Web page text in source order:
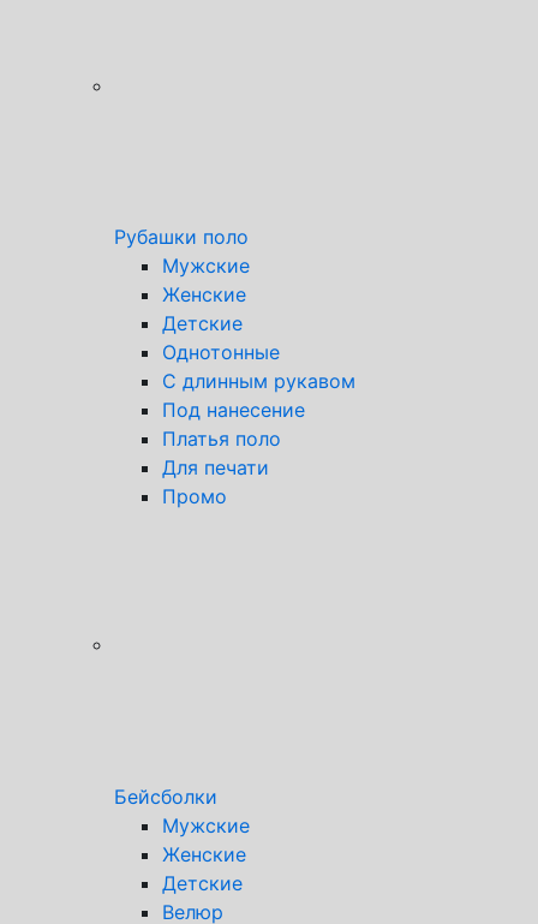
Рубашки поло
Мужские
Женские
Детские
Однотонные
С длинным рукавом
Под нанесение
Платья поло
Для печати
Промо
Бейсболки
Мужские
Женские
Детские
Велюр